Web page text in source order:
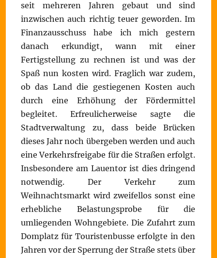
seit mehreren Jahren gebaut und sind
inzwischen auch richtig teuer geworden. Im
Finanzausschuss habe ich mich gestern
danach erkundigt, wann mit einer
Fertigstellung zu rechnen ist und was der
Spaß nun kosten wird. Fraglich war zudem,
ob das Land die gestiegenen Kosten auch
durch eine Erhöhung der Fördermittel
begleitet. Erfreulicherweise sagte die
Stadtverwaltung zu, dass beide Brücken
dieses Jahr noch übergeben werden und auch
eine Verkehrsfreigabe für die Straßen erfolgt.
Insbesondere am Lauentor ist dies dringend
notwendig. Der Verkehr zum
Weihnachtsmarkt wird zweifellos sonst eine
erhebliche Belastungsprobe für die
umliegenden Wohngebiete. Die Zufahrt zum
Domplatz für Touristenbusse erfolgte in den
Jahren vor der Sperrung der Straße stets über